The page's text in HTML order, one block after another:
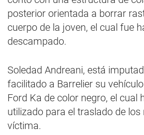
posterior orientada a borrar
cuerpo de la joven, el cual fue
descampado.
Soledad Andreani, está
facilitado a Barrelier su
Ford Ka de color negro, el cual
utilizado para el traslado de los
víctima.